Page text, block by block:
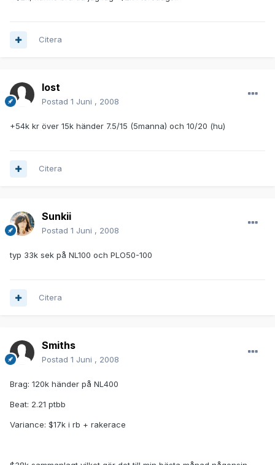
Citera
lost
Postad 1 Juni , 2008
+54k kr över 15k händer 7.5/15 (5manna) och 10/20 (hu)
Citera
Sunkii
Postad 1 Juni , 2008
typ 33k sek på NL100 och PLO50-100
Citera
Smiths
Postad 1 Juni , 2008
Brag: 120k händer på NL400
Beat: 2.21 ptbb
Variance: $17k i rb + rakerace